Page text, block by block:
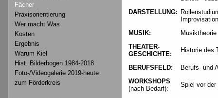
Fächer
Praxisorientierung
Wer macht Was
Kosten
Ergebnis
Warum Kiel
Hist. Bilderbogen 1984-2018
Foto-/Videogalerie 2019-heute
zum Förderkreis
DARSTELLUNG:
MUSIK:
THEATER-
GESCHICHTE:
Historie des
BERUFSFELD:
Berufs- und
WORKSHOPS
(nach Bedarf):
Spiel vor der